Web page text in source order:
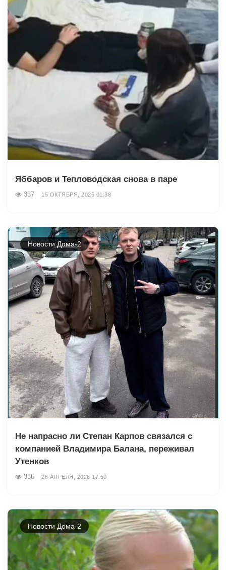
Яббаров и Тепловодская снова в паре
337 15 ОКТЯБРЯ, 2025 01:38
Новости Дома-2
Не напрасно ли Степан Карпов связался с
компанией Владимира Балана, переживал
Утенков
336 26 АПРЕЛЯ, 2026 17:50
Новости Дома-2